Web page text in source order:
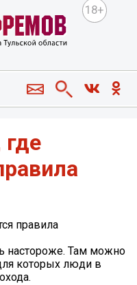
18+
правила
настороже. Там можно
которых люди в